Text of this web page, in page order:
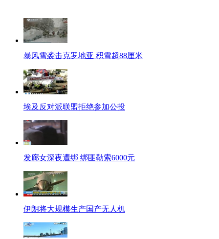
暴风雪袭击克罗地亚 积雪超88厘米
埃及反对派联盟拒绝参加公投
发廊女深夜遭绑 绑匪勒索6000元
伊朗将大规模生产国产无人机